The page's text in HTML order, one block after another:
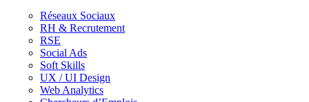
Réseaux Sociaux
RH & Recrutement
RSE
Social Ads
Soft Skills
UX / UI Design
Web Analytics